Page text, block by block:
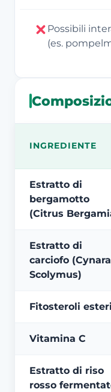
Possibili
(es.
INGREDIENTE
Estratto di
bergamotto
(Citrus
Estratto di
carciofo (Cynara
Scolymus)
Fitosteroli esteri
Vitamina C
Estratto di riso
rosso